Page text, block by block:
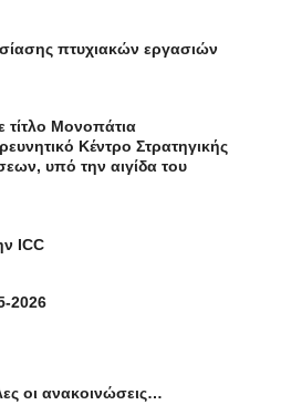
πτυχιακών εργασιών
τίτλο Μονοπάτια
Κέντρο Στρατηγικής
υπό την αιγίδα του
ICC
2026
οι ανακοινώσεις…